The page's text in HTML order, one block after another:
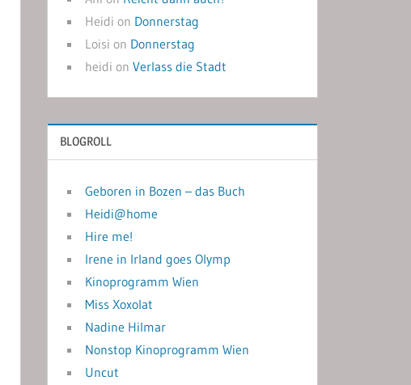
Heidi on Donnerstag
Loisi on Donnerstag
heidi onVerlass die Stadt
BLOGROLL
Geboren in Bozen – das Buch
Heidi@home
Hire me!
Irene in Irland goes Olymp
Kinoprogramm Wien
Miss Xoxolat
Nadine Hilmar
Nonstop Kinoprogramm Wien
Uncut